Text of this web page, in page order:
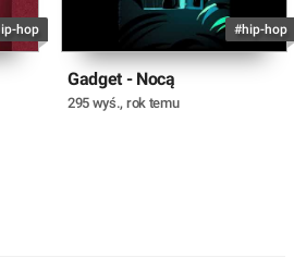
hop #hip-hop
Gadget - Nocą
295 wyś., rok temu